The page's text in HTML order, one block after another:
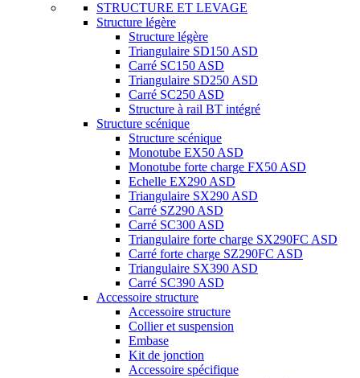
STRUCTURE ET LEVAGE
Structure légère
Structure légère
Triangulaire SD150 ASD
Carré SC150 ASD
Triangulaire SD250 ASD
Carré SC250 ASD
Structure à rail BT intégré
Structure scénique
Structure scénique
Monotube EX50 ASD
Monotube forte charge FX50 ASD
Echelle EX290 ASD
Triangulaire SX290 ASD
Carré SZ290 ASD
Carré SC300 ASD
Triangulaire forte charge SX290FC ASD
Carré forte charge SZ290FC ASD
Triangulaire SX390 ASD
Carré SC390 ASD
Accessoire structure
Accessoire structure
Collier et suspension
Embase
Kit de jonction
Accessoire spécifique